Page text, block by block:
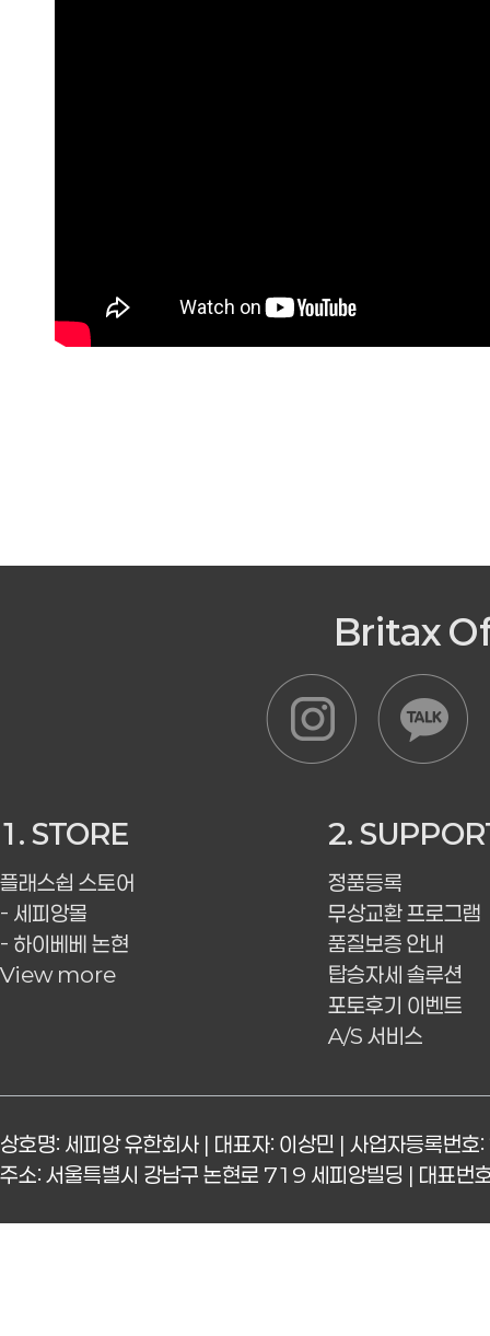
Britax
1. STORE
플래스쉽 스토어
- 세피앙몰
- 하이베베 논현
View more
2.
정품등록
무상교환 프로그램
품질보증 안내
탑승자세 솔루션
포토후기 이벤트
A/S 서비스
상호명: 세피앙 유한회사 | 대표자: 이상민 | 사업자등록
주소: 서울특별시 강남구 논현로 719 세피앙빌딩 |